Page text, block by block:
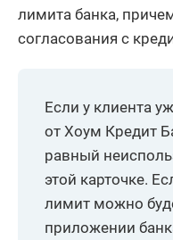
лимита банка,
согласования с
Если у клиента
от Хоум Кредит
равный
этой карточке.
лимит можно
приложении